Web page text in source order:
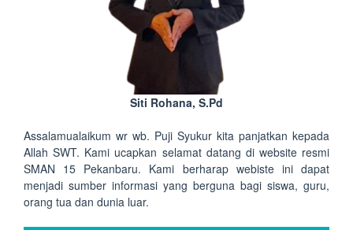
Siti Rohana, S.Pd
Assalamualaikum wr wb. Puji Syukur kita panjatkan kepada
Allah SWT. Kami ucapkan selamat datang di website resmi
SMAN 15 Pekanbaru. Kami berharap webiste ini dapat
menjadi sumber informasi yang berguna bagi siswa, guru,
orang tua dan dunia luar.